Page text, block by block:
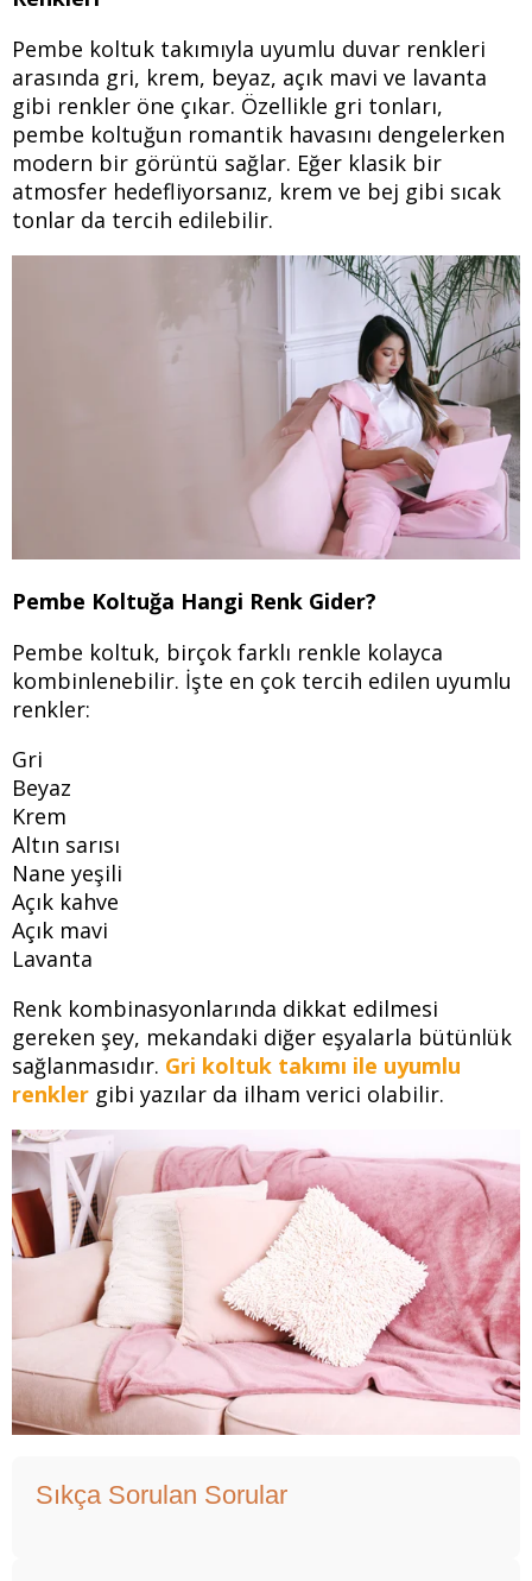
Pembe koltuk takımıyla uyumlu duvar renkleri
arasında gri, krem, beyaz, açık mavi ve lavanta
gibi renkler öne çıkar. Özellikle gri tonları,
pembe koltuğun romantik havasını dengelerken
modern bir görüntü sağlar. Eğer klasik bir
atmosfer hedefliyorsanız, krem ve bej gibi sıcak
tonlar da tercih edilebilir.
Pembe Koltuğa Hangi Renk Gider?
Pembe koltuk, birçok farklı renkle kolayca
kombinlenebilir. İşte en çok tercih edilen uyumlu
renkler:
Gri
Beyaz
Krem
Altın sarısı
Nane yeşili
Açık kahve
Açık mavi
Lavanta
Renk kombinasyonlarında dikkat edilmesi
gereken şey, mekandaki diğer eşyalarla bütünlük
sağlanmasıdır. Gri koltuk takımı ile uyumlu
renkler gibi yazılar da ilham verici olabilir.
Sıkça Sorulan Sorular